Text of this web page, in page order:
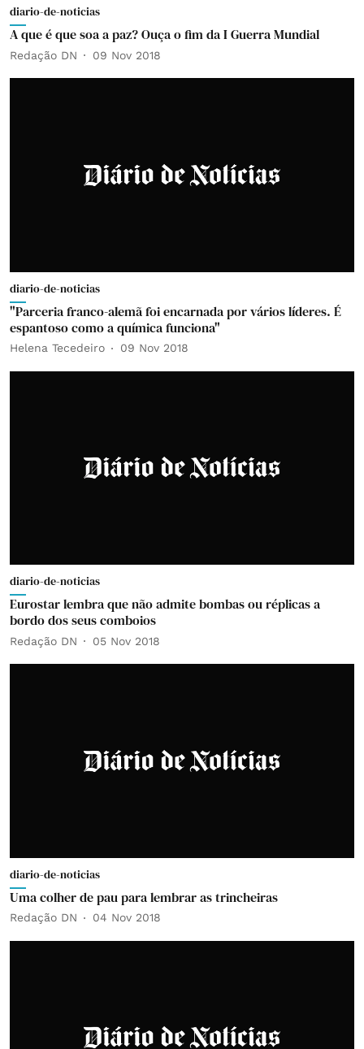
diario-de-noticias
A que é que soa a paz? Ouça o fim da I Guerra Mundial
Redação DN 09 Nov 2018
diario-de-noticias
"Parceria franco-alemã foi encarnada por vários líderes. É
espantoso como a química funciona"
Helena Tecedeiro 09 Nov 2018
diario-de-noticias
Eurostar lembra que não admite bombas ou réplicas a
bordo dos seus comboios
Redação DN 05 Nov 2018
diario-de-noticias
Uma colher de pau para lembrar as trincheiras
Redação DN 04 Nov 2018